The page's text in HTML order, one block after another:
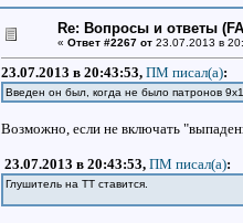
Re: Вопросы и ответы
« Ответ #2267 от23.07.2013 в
23.07.2013 в 20:43:53, ПМ писал(a):
Введен он был, когда не было патронов
Возможно, если не включать
23.07.2013 в 20:43:53, ПМ писал(a):
Глушитель на ТТ ставится.